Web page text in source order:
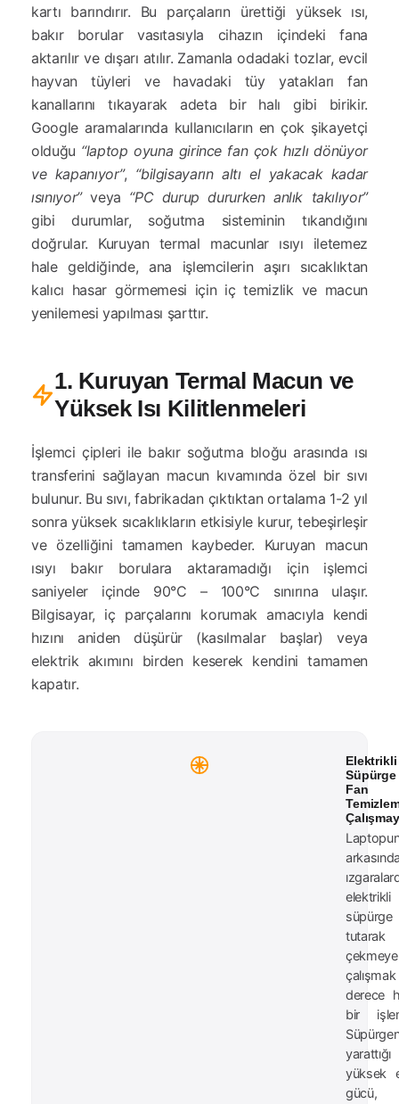
kartı barındırır. Bu parçaların ürettiği yüksek ısı,
bakır borular vasıtasıyla cihazın içindeki fana
aktarılır ve dışarı atılır. Zamanla odadaki tozlar, evcil
hayvan tüyleri ve havadaki tüy yatakları fan
kanallarını tıkayarak adeta bir halı gibi birikir.
Google aramalarında kullanıcıların en çok şikayetçi
olduğu “laptop oyuna girince fan çok hızlı dönüyor
ve kapanıyor”, “bilgisayarın altı el yakacak kadar
ısınıyor”veya “PC durup dururken anlık takılıyor”
gibi durumlar, soğutma sisteminin tıkandığını
doğrular. Kuruyan termal macunlar ısıyı iletemez
hale geldiğinde, ana işlemcilerin aşırı sıcaklıktan
kalıcı hasar görmemesi için iç temizlik ve macun
yenilemesi yapılması şarttır.
1. Kuruyan Termal Macun ve
Yüksek Isı Kilitlenmeleri
İşlemci çipleri ile bakır soğutma bloğu arasında ısı
transferini sağlayan macun kıvamında özel bir sıvı
bulunur. Bu sıvı, fabrikadan çıktıktan ortalama 1-2 yıl
sonra yüksek sıcaklıkların etkisiyle kurur, tebeşirleşir
ve özelliğini tamamen kaybeder. Kuruyan macun
ısıyı bakır borulara aktaramadığı için işlemci
saniyeler içinde 90°C – 100°C sınırına ulaşır.
Bilgisayar, iç parçalarını korumak amacıyla kendi
hızını aniden düşürür (kasılmalar başlar) veya
elektrik akımını birden keserek kendini tamamen
kapatır.
Elektrikli
Süpürge
Fan
elektrikli
süpürge
çekmeye
derece
bir
yarattığı
yüksek
gücü,